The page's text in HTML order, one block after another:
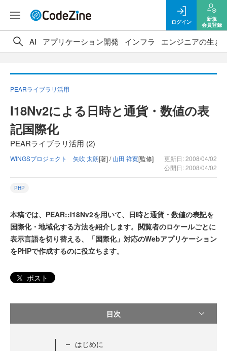
ログイン
新規
会員登録
AI アプリケーション開発 インフラ エンジニアの生き
PEARライブラリ活用
I18Nv2による日時と通貨・数値の表
記国際化
PEARライブラリ活用 (2)
WINGSプロジェクト 矢吹 太朗[著] /山田 祥寛[監修]
更新日: 2008/04/02
公開日: 2008/04/02
PHP
本稿では、PEAR::I18Nv2を用いて、日時と通貨・数値の表記を
国際化・地域化する方法を紹介します。閲覧者のロケールごとに
表示言語を切り替える、「国際化」対応のWebアプリケーション
をPHPで作成するのに役立ちます。
ポスト
目次
はじめに